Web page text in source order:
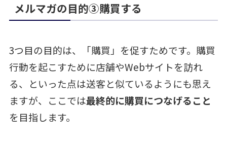
メルマガの目的③購買する
3つ目の目的は、「購買」を促すためです。購買
行動を起こすために店舗やWebサイトを訪れ
る、といった点は送客と似ているようにも思え
ますが、ここでは最終的に購買につなげること
を目指します。